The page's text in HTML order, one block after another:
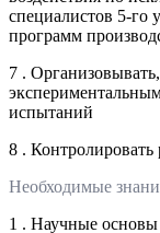
специалистов 5-го
программ
7 .
испытаний
8 . Контролировать
Необходимые
1 . Научные основы